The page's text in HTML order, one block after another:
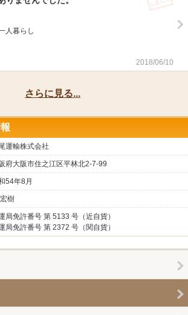
人暮らし
2018/06/10
さらに見る...
運輸株式会社
府大阪市住之江区平林北2-7-99
54年8月
樹
局免許番号 第 5133 号（近自貨）
局免許番号 第 2372 号（関自貨）